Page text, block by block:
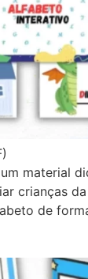
material
crianças da
de